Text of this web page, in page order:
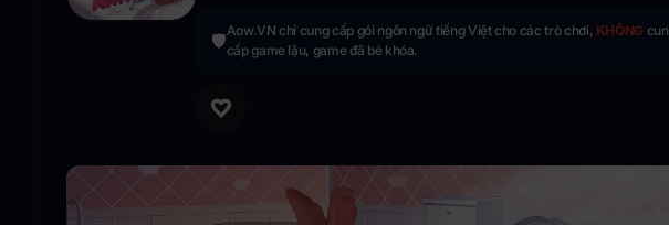
🛡️Aow.VN chỉ cung cấp gói ngôn ngữ tiếng Việt cho các trò chơi, KHÔNG
cấp game lậu, game đã bẻ khóa.